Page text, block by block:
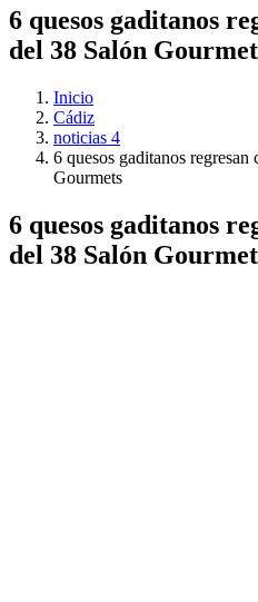
6 quesos gaditanos
del 38 Salón
Inicio
Cádiz
noticias 4
6 quesos gaditanos
Gourmets
6 quesos gaditanos
del 38 Salón